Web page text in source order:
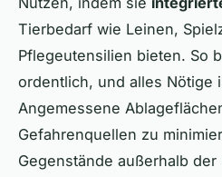
Tierbedarf wie Leinen,
Pflegeutensilien bieten. So
ordentlich, und alles Nötige
Angemessene
Gefahrenquellen zu
Gegenstände außerhalb